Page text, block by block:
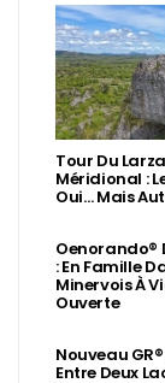
Tour Du
Méridional :
Oui… Mais
Oenorando®
: En Famille
Minervois À
Ouverte
Nouveau
Entre Deux